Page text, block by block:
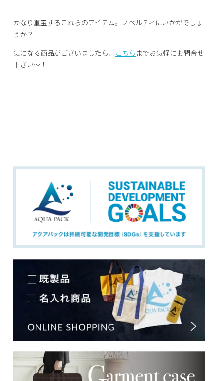
かなり重宝するこれらのアイテム。ノベルティにいかがでしょ
うか？
気になる商品がございましたら、 こちら までお気軽にお問合せ
下さい～！